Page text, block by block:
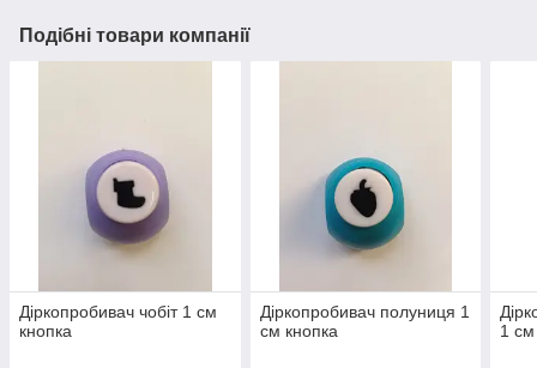
Подібні товари компанії
Діркопробивач чобіт 1 см
кнопка
Діркопробивач полуниця 1
см кнопка
1 см